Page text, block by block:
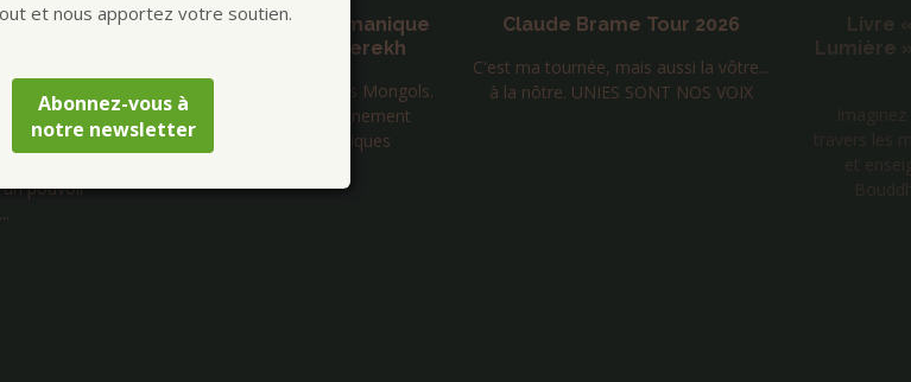
et nous apportez votre soutien.
Abonnez-vous à
notre newsletter
Mongolie chamanique
avec 5 chamanes Mongols.
Cérémonies et accompagnement
suivant différentes pratiques
Claude Brame Tour 2026
C'est ma tournée, mais aussi la vôtre...
à la nôtre. UNIES SONT NOS VOIX
Livre « Amour Force
Lumière » Tome 2 de
Huguelit